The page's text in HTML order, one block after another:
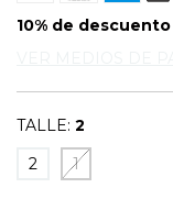
10% de descuento
TALLE: 2
2
1